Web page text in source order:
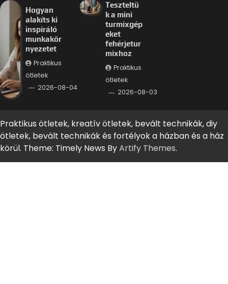
Hogyan
alakíts ki
inspiráló
munkakör
nyezetet
Praktikus
ötletek
2026-08-04
Teszteltü
k a mini
turmixgép
eket
fehérjetur
mixhoz
Praktikus
ötletek
2026-08-03
Praktikus ötletek, kreatív ötletek, bevált technikák, diy
ötletek, bevált technikák és fortélyok a házban és a ház
körül. Theme: Timely News ByArtify Themes.